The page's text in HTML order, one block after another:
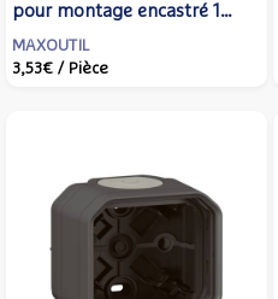
pour montage encastré 1
poste Plexo - Anthracite -
LEGRAND - 069606L
MAXOUTIL
3,53€ / Pièce